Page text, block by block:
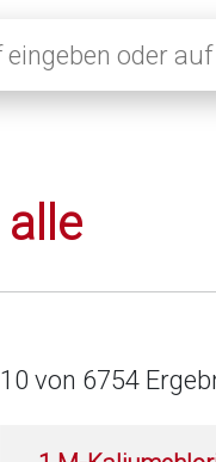
alle
10 von 6754